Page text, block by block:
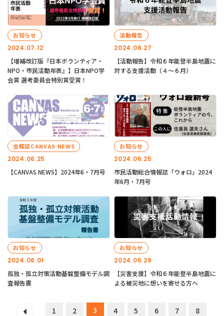
2024.07.12
お知らせ
【増補改訂版『日本ボランティア・
NPO・市民活動年表』】日本NPO学
会賞 選考委員会特別賞受賞！
2024.06.27
活動報告
【活動報告】令和６年能登半島地震に
対する支援活動（４〜６月）
2024.06.25
会報誌CANVAS NEWS
【CANVAS NEWS】2024年6・7月号
2024.06.25
お知らせ
市民活動総合情報誌「ウォロ」2024
年6月・7月号
2024.06.01
お知らせ
孤独・孤立対策活動基盤整備モデル調
査報告書
2024.05.29
お知らせ
【災害支援】令和６年能登半島地震に
よる被災地に想いを寄せる方へ
1 2 3 4 5 6 7
8